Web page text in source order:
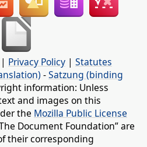
| Privacy Policy | Statutes
-Satzung (binding
information: Unless
and images on this
the Mozilla Public License
Document Foundation” are
their corresponding